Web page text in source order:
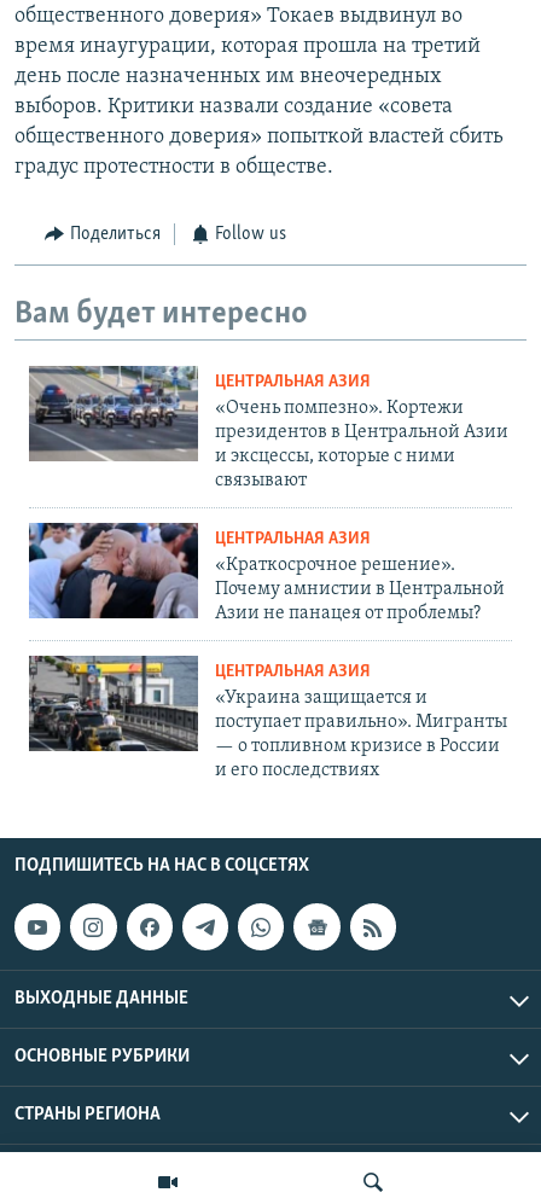
общественного доверия» Токаев выдвинул во
время инаугурации, которая прошла на третий
день после назначенных им внеочередных
выборов. Критики назвали создание «совета
общественного доверия» попыткой властей сбить
градус протестности в обществе.
Поделиться Follow us
Вам будет интересно
ЦЕНТРАЛЬНАЯ АЗИЯ
«Очень помпезно». Кортежи
президентов в Центральной Азии
и эксцессы, которые с ними
связывают
ЦЕНТРАЛЬНАЯ АЗИЯ
«Краткосрочное решение».
Почему амнистии в Центральной
Азии не панацея от проблемы?
ЦЕНТРАЛЬНАЯ АЗИЯ
«Украина защищается и
поступает правильно». Мигранты
— о топливном кризисе в России
и его последствиях
ПОДПИШИТЕСЬ НА НАС В СОЦСЕТЯХ
ВЫХОДНЫЕ ДАННЫЕ
ОСНОВНЫЕ РУБРИКИ
СТРАНЫ РЕГИОНА
Азаттык Азия © 2026 RFE/RL, Inc. | Все права защищены.